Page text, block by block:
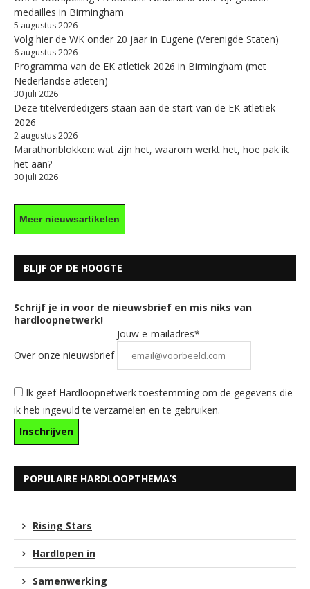
medailles in Birmingham
5 augustus 2026
Volg hier de WK onder 20 jaar in Eugene (Verenigde Staten)
6 augustus 2026
Programma van de EK atletiek 2026 in Birmingham (met
Nederlandse atleten)
30 juli 2026
Deze titelverdedigers staan aan de start van de EK atletiek
2026
2 augustus 2026
Marathonblokken: wat zijn het, waarom werkt het, hoe pak ik
het aan?
30 juli 2026
Meer nieuwsartikelen
BLIJF OP DE HOOGTE
Schrijf je in voor de nieuwsbrief en mis niks van
hardloopnetwerk!
Over onze nieuwsbrief
Jouw e-mailadres*
Ik geef Hardloopnetwerk toestemming om de gegevens die
ik heb ingevuld te verzamelen en te gebruiken.
POPULAIRE HARDLOOPTHEMA’S
Rising Stars
Hardlopen in
Samenwerking